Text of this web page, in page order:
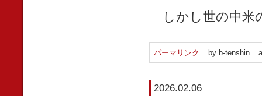
しかし世の中米
パーマリンク by b-tenshin
2026.02.06